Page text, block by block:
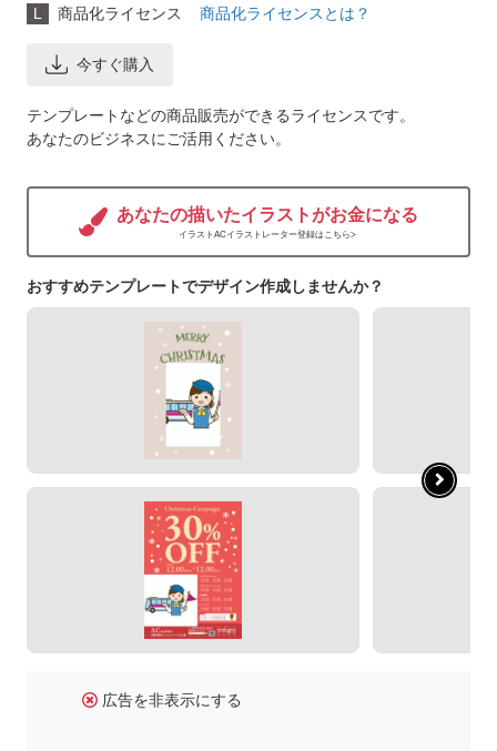
L 商品化ライセンス 商品化ライセンスとは？
今すぐ購入
テンプレートなどの商品販売ができるライセンスです。
あなたのビジネスにご活用ください。
あなたの描いたイラストがお金になる
イラストACイラストレーター登録はこちら>
おすすめテンプレートでデザイン作成しませんか？
広告を非表示にする